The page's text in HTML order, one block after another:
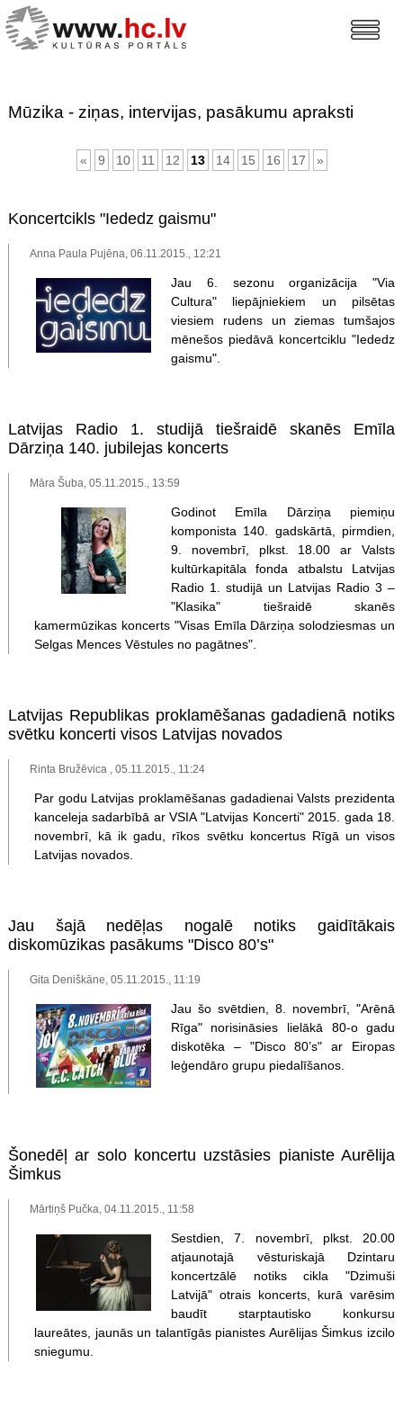
Mūzika - ziņas, intervijas, pasākumu apraksti
« 9 10 11 12 13 14 15 16 17 »
Koncertcikls "Iededz gaismu"
Anna Paula Pujēna, 06.11.2015., 12:21
Jau 6. sezonu organizācija "Via
Cultura" liepājniekiem un pilsētas
viesiem rudens un ziemas tumšajos
mēnešos piedāvā koncertciklu "Iededz
gaismu".
Latvijas Radio 1. studijā tiešraidē skanēs Emīla
Dārziņa 140. jubilejas koncerts
Māra Šuba, 05.11.2015., 13:59
Godinot Emīla Dārziņa piemiņu
komponista 140. gadskārtā, pirmdien,
9. novembrī, plkst. 18.00 ar Valsts
kultūrkapitāla fonda atbalstu Latvijas
Radio 1. studijā un Latvijas Radio 3 –
"Klasika" tiešraidē skanēs
kamermūzikas koncerts "Visas Emīla Dārziņa solodziesmas un
Selgas Mences Vēstules no pagātnes".
Latvijas Republikas proklamēšanas gadadienā notiks
svētku koncerti visos Latvijas novados
Rinta Bružēvica , 05.11.2015., 11:24
Par godu Latvijas proklamēšanas gadadienai Valsts prezidenta
kanceleja sadarbībā ar VSIA "Latvijas Koncerti" 2015. gada 18.
novembrī, kā ik gadu, rīkos svētku koncertus Rīgā un visos
Latvijas novados.
Jau šajā nedēļas nogalē notiks gaidītākais
diskomūzikas pasākums "Disco 80’s"
Gita Deniškāne, 05.11.2015., 11:19
Jau šo svētdien, 8. novembrī, "Arēnā
Rīga" norisināsies lielākā 80-o gadu
diskotēka – "Disco 80’s" ar Eiropas
leģendāro grupu piedalīšanos.
Šonedēļ ar solo koncertu uzstāsies pianiste Aurēlija
Šimkus
Mārtiņš Pučka, 04.11.2015., 11:58
Sestdien, 7. novembrī, plkst. 20.00
atjaunotajā vēsturiskajā Dzintaru
koncertzālē notiks cikla "Dzimuši
Latvijā" otrais koncerts, kurā varēsim
baudīt starptautisko konkursu
laureātes, jaunās un talantīgās pianistes Aurēlijas Šimkus izcilo
sniegumu.